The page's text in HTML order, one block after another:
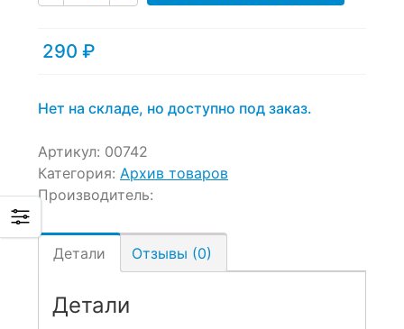
290 ₽
Нет на складе, но доступно под заказ.
Артикул: 00742
Категория: Архив товаров
Производитель:
Детали Отзывы (0)
Детали